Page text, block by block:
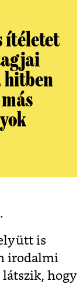
ítéletet
hitben
is
irodalmi
hogy